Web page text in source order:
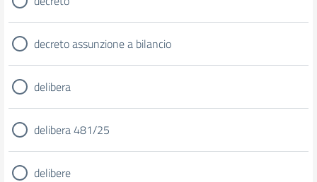
decreto assunzione a bilancio
delibera
delibera 481/25
delibere